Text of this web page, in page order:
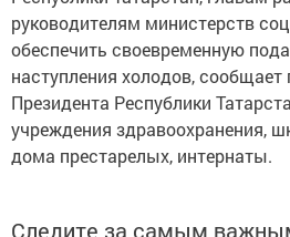
руководителям министерств
обеспечить своевременную
наступления холодов, сообщает
Президента Республики
учреждения здравоохранения,
дома престарелых, интернаты.
Следите за самым